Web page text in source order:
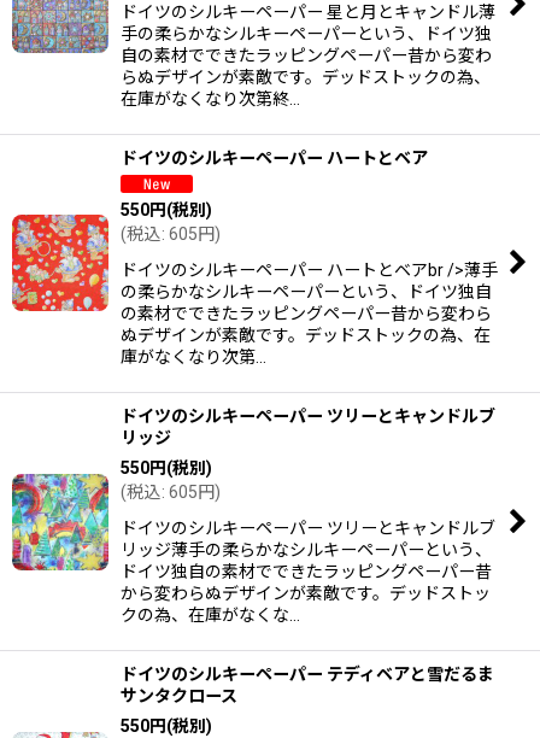
ドイツのシルキーペーパー 星と月とキャンドル薄
手の柔らかなシルキーペーパーという、ドイツ独
自の素材でできたラッピングペーパー昔から変わ
らぬデザインが素敵です。デッドストックの為、
在庫がなくなり次第終…
ドイツのシルキーペーパー ハートとベア
550円(税別)
(税込: 605円)
ドイツのシルキーペーパー ハートとベアbr />薄手
の柔らかなシルキーペーパーという、ドイツ独自
の素材でできたラッピングペーパー昔から変わら
ぬデザインが素敵です。デッドストックの為、在
庫がなくなり次第…
ドイツのシルキーペーパー ツリーとキャンドルブ
リッジ
550円(税別)
(税込: 605円)
ドイツのシルキーペーパー ツリーとキャンドルブ
リッジ薄手の柔らかなシルキーペーパーという、
ドイツ独自の素材でできたラッピングペーパー昔
から変わらぬデザインが素敵です。デッドストッ
クの為、在庫がなくな…
ドイツのシルキーペーパー テディベアと雪だるま
サンタクロース
550円(税別)